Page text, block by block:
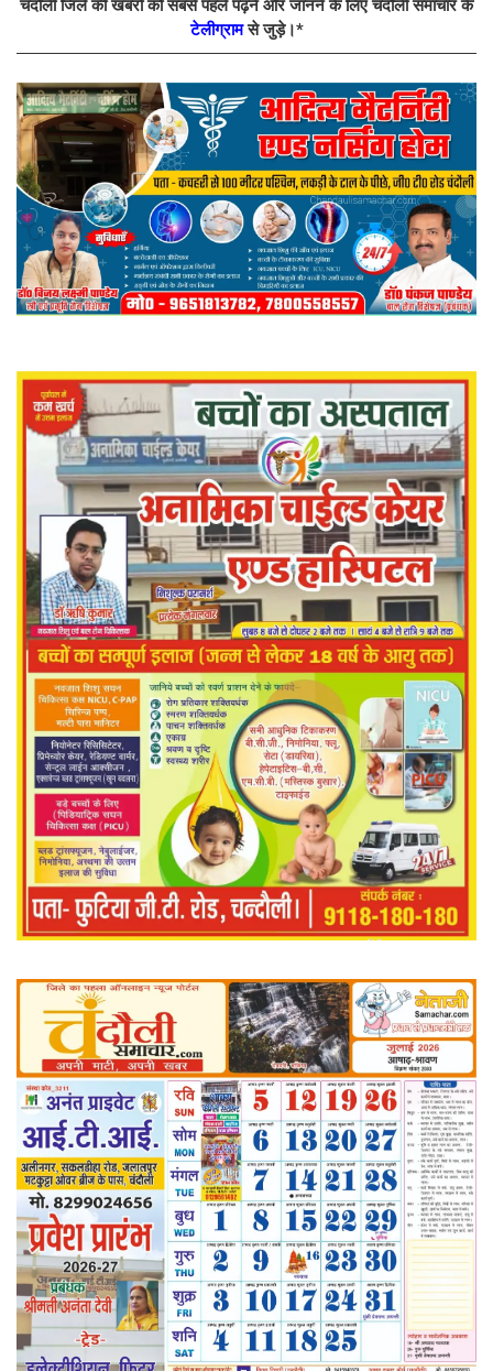
चंदौली जिले की खबरों को सबसे पहले पढ़ने और जानने के लिए चंदौली समाचार के
टेलीग्रामसे जुड़े।*